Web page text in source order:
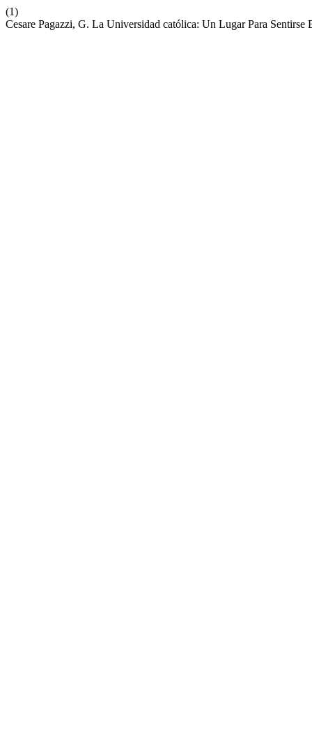
(1)
Cesare Pagazzi, G. La Universidad católica: Un Lugar Para Sentirse